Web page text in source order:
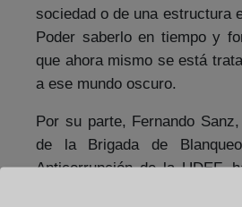
sociedad o de una estructura
Poder saberlo en tiempo y
que ahora mismo se está
a ese mundo oscuro.
Por su parte, Fernando
de la Brigada de
Anticorrupción de la UDEF,